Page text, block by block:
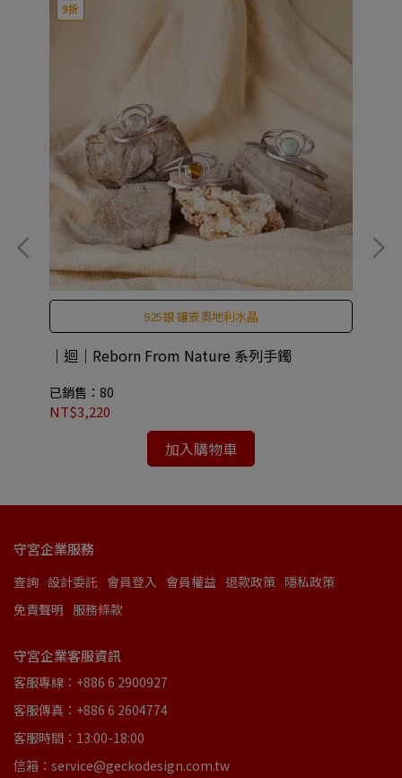
9折
925銀 鑲嵌奧地利水晶
｜迴｜Reborn From Nature 系列手鐲
已銷售：80
NT$3,220
加入購物車
守宮企業服務
查詢 設計委託 會員登入 會員權益 退款政策 隱私政策
免責聲明 服務條款
守宮企業客服資訊
客服專線：+886 6 2900927
客服傳真：+886 6 2604774
客服時間：13:00-18:00
信箱：service@geckodesign.com.tw